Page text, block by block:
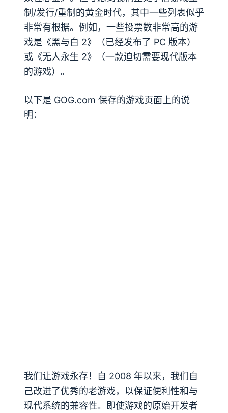
制/发行/重制的黄金时代，其中一些列表似乎
非常有根据。例如，一些投票数非常高的游
戏是《黑与白 2》（已经发布了 PC 版本）
或《无人永生 2》（一款迫切需要现代版本
的游戏）。
以下是 GOG.com 保存的游戏页面上的说
明：
我们让游戏永存！自 2008 年以来，我们自
己改进了优秀的老游戏，以保证便利性和与
现代系统的兼容性。即使游戏的原始开发者